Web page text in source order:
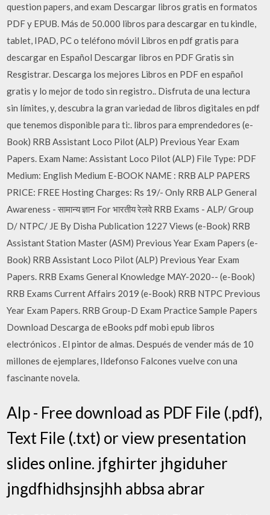
question papers, and exam Descargar libros gratis en formatos
PDF y EPUB. Más de 50.000 libros para descargar en tu kindle,
tablet, IPAD, PC o teléfono móvil Libros en pdf gratis para
descargar en Español Descargar libros en PDF Gratis sin
Resgistrar. Descarga los mejores Libros en PDF en español
gratis y lo mejor de todo sin registro.. Disfruta de una lectura
sin límites, y, descubra la gran variedad de libros digitales en pdf
que tenemos disponible para ti:. libros para emprendedores (e-
Book) RRB Assistant Loco Pilot (ALP) Previous Year Exam
Papers. Exam Name: Assistant Loco Pilot (ALP) File Type: PDF
Medium: English Medium E-BOOK NAME : RRB ALP PAPERS
PRICE: FREE Hosting Charges: Rs 19/- Only RRB ALP General
Awareness - सामान्य ज्ञान For भारतीय रेलवे RRB Exams - ALP/ Group
D/ NTPC/ JE By Disha Publication 1227 Views (e-Book) RRB
Assistant Station Master (ASM) Previous Year Exam Papers (e-
Book) RRB Assistant Loco Pilot (ALP) Previous Year Exam
Papers. RRB Exams General Knowledge MAY-2020-- (e-Book)
RRB Exams Current Affairs 2019 (e-Book) RRB NTPC Previous
Year Exam Papers. RRB Group-D Exam Practice Sample Papers
Download Descarga de eBooks pdf mobi epub libros
electrónicos . El pintor de almas. Después de vender más de 10
millones de ejemplares, Ildefonso Falcones vuelve con una
fascinante novela.
Alp - Free download as PDF File (.pdf),
Text File (.txt) or view presentation
slides online. jfghirter jhgiduher
jngdfhidhsjnsjhh abbsa abrar